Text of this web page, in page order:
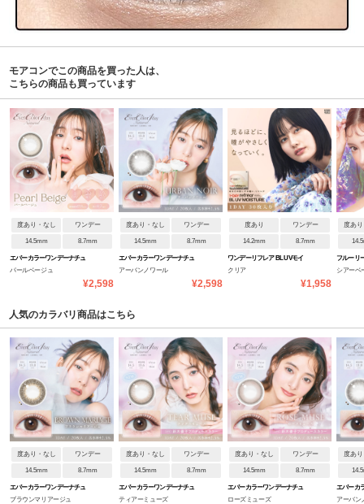
モアコンでこの商品を買った人は、
こちらの商品も買っています
度あり・なし ワンデー
14.5mm 8.7mm
エバーカラーワンデーナチュ
パールベージュ
¥2,598
度あり・なし ワンデー
14.5mm 8.7mm
エバーカラーワンデーナチュ
アーバンノワール
¥2,598
度あり ワンデー
14.2mm 8.7mm
ワンデーリフレア BL UVモイ
クリア
¥1,958
度あ
フルーリ
シアーベ
人気のカラバリ商品はこちら
度あり・なし ワンデー
14.5mm 8.7mm
エバーカラーワンデーナチュ
ブラウンマリアージュ
度あり・なし ワンデー
14.5mm 8.7mm
エバーカラーワンデーナチュ
ティアーミューズ
度あり・なし ワンデー
14.5mm 8.7mm
エバーカラーワンデーナチュ
ローズミューズ
度あ
エバーカ
アーバン